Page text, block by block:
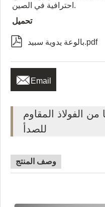
احترافية في الصين.
تحميل
 بالوعة يدوية سبيد.pdf
 Email
الفولاذ المقاوم
للصدأ
وصف المنتج